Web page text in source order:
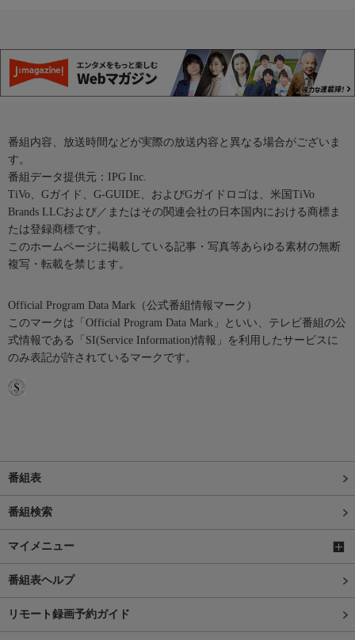
番組内容、放送時間などが実際の放送内容と異なる場合がございま
す。
番組データ提供元：IPG Inc.
TiVo、Gガイド、G-GUIDE、およびGガイドロゴは、米国TiVo
Brands LLCおよび／またはその関連会社の日本国内における商標ま
たは登録商標です。
このホームページに掲載している記事・写真等あらゆる素材の無断
複写・転載を禁じます。
Official Program Data Mark（公式番組情報マーク）
このマークは「Official Program Data Mark」といい、テレビ番組の公
式情報である「SI(Service Information)情報」を利用したサービスに
のみ表記が許されているマークです。
番組表
番組検索
マイメニュー
番組表ヘルプ
リモート録画予約ガイド